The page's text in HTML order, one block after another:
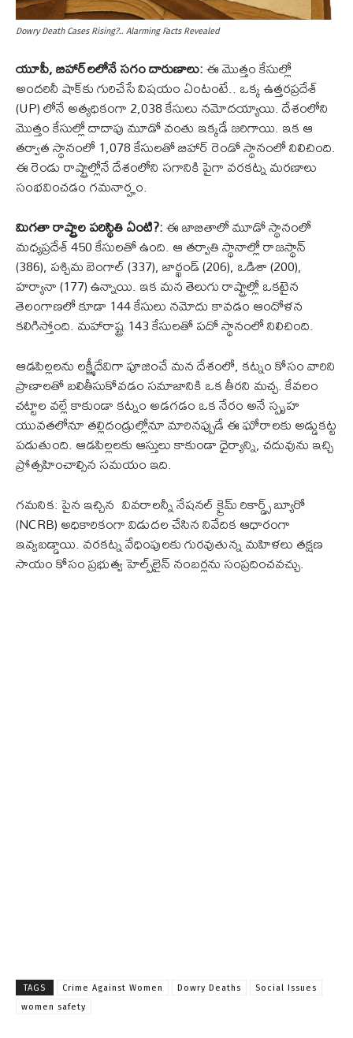
Dowry Death Cases Rising?.. Alarming Facts Revealed
యూపీ, బిహార్‌లలోనే సగం దారుణాలు:ఈ మొత్తం కేసుల్లో
అందరినీ షాక్‌కు గురిచేసే విషయం ఏంటంటే.. ఒక్క ఉత్తరప్రదేశ్
(UP) లోనే అత్యధికంగా 2,038 కేసులు నమోదయ్యాయి. దేశంలోని
మొత్తం కేసుల్లో దాదాపు మూడో వంతు ఇక్కడే జరిగాయి. ఇక ఆ
తర్వాత స్థానంలో 1,078 కేసులతో బిహార్ రెండో స్థానంలో నిలిచింది.
ఈ రెండు రాష్ట్రాల్లోనే దేశంలోని సగానికి పైగా వరకట్న మరణాలు
సంభవించడం గమనార్హం.
మిగతా రాష్ట్రాల పరిస్థితి ఏంటి?:ఈ జాబితాలో మూడో స్థానంలో
మధ్యప్రదేశ్ 450 కేసులతో ఉంది. ఆ తర్వాతి స్థానాల్లో రాజస్థాన్
(386), పశ్చిమ బెంగాల్ (337), జార్ఖండ్ (206), ఒడిశా (200),
హర్యానా (177) ఉన్నాయి. ఇక మన తెలుగు రాష్ట్రాల్లో ఒకటైన
తెలంగాణలో కూడా 144 కేసులు నమోదు కావడం ఆందోళన
కలిగిస్తోంది. మహారాష్ట్ర 143 కేసులతో పదో స్థానంలో నిలిచింది.
ఆడపిల్లలను లక్ష్మీదేవిగా పూజించే మన దేశంలో, కట్నం కోసం వారిని
ప్రాణాలతో బలితీసుకోవడం సమాజానికి ఒక తీరని మచ్చ. కేవలం
చట్టాల వల్లే కాకుండా కట్నం అడగడం ఒక నేరం అనే స్పృహ
యువతలోనూ తల్లిదండ్రుల్లోనూ మారినప్పుడే ఈ ఘోరాలకు అడ్డుకట్ట
పడుతుంది. ఆడపిల్లలకు ఆస్తులు కాకుండా ధైర్యాన్ని, చదువును ఇచ్చి
ప్రోత్సహించాల్సిన సమయం ఇది.
గమనిక: పైన ఇచ్చిన వివరాలన్నీ నేషనల్ క్రైమ్ రికార్డ్స్ బ్యూరో
(NCRB) అధికారికంగా విడుదల చేసిన నివేదిక ఆధారంగా
ఇవ్వబడ్డాయి. వరకట్న వేధింపులకు గురవుతున్న మహిళలు తక్షణ
సాయం కోసం ప్రభుత్వ హెల్ప్‌లైన్ నంబర్లను సంప్రదించవచ్చు.
TAGS Crime Against Women Dowry Deaths
Social Issues
women safety